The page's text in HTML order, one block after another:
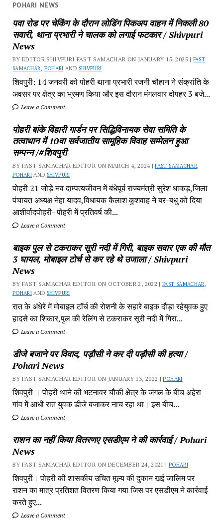
POHARI NEWS
पवा रोड पर चेकिंग के दौरान लोडिंग पिकअप वाहन में निकली 80
सवारी, थाना प्रभारी ने चालक को लगाई फटकार / Shivpuri
News
BY EDITOR SHIVPURI FAST SAMACHAR ON JANUARY 15, 2025 | FAST
SAMACHAR , POHARI AND SHIVPURI
शिवपुरी: 14 जनवरी को पोहरी थाना प्रभारी रजनी चौहान ने संक्रांति के
अवसर पर क्षेत्र का भ्रमण किया और इस दौरान मंगलवार दोपहर 3 बजे...
Leave a Comment
पोहरी बांके विहारी गार्डन पर सिद्धिविनायक सेवा समिति के
तत्वाधान में 10वा सर्वजातीय सामूहिक विवाह सम्मेलन हुआ
सम्पन्न /#शिवपुरी
BY FAST SAMACHAR EDITOR ON MARCH 4, 2024 |FAST SAMACHAR,
POHARI AND SHIVPURI
पोहरी 21 जोड़े नव दाम्पत्यजीवन में बंधेपूर्ब राज्यमंत्री सुरेश धाकड़,जिला
पंचायत अध्यक्ष नेहा यादव,विधायक कैलाश कुशवाह ने बर-बधु को दिया
आशीर्वादपोहरी- पोहरी में प्रतिवर्ष की...
Leave a Comment
बाइक पुल से टकराकर सूरी नदी में गिरी, बाइक सवार एक की मौत
3 घायल, मोबाइल टोर्च से कर रहे थे उजाला / Shivpuri
News
BY FAST SAMACHAR EDITOR ON OCTOBER 2, 2022 |FAST SAMACHAR ,
POHARI AND SHIVPURI
रात के अंधेरे में मोबाइल टॉर्च की रोशनी के सहारे बाइक दौड़ा रहेयुवक हुए
हादसे का शिकार,पुल की रेलिंग से टकराकर सूरी नदी में गिरा...
Leave a Comment
डीजे बजाने पर विवाद, पड़ौसी ने कर दी पड़ौसी की हत्या /
Pohari News
BY FAST SAMACHAR EDITOR ON JANUARY 13, 2022 |POHARI
शिवपुरी‎ । पोहरी थाने की भटनावर चौकी क्षेत्र‎ के जंगल के बीच अहेरा
गांव में‎ आधी रात युवक डीजे बजाकर‎ नाच रहा था। इस बीच...
Leave a Comment
राशन का नहीं किया वितरणए एसडीएम ने की कार्रवाई / Pohari
News
BY FAST SAMACHAR EDITOR ON DECEMBER 24, 2021 | POHARI
शिवपुरी। पोहरी की शासकीय उचित मूल्य की दुकान खई जालिम पर
राशन का मात्र प्रतिशत वितरण किया गया जिस पर एसडीएम ने कार्रवाई
करते हुए...
Leave a Comment